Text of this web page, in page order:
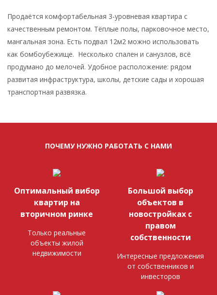
Продаётся комфортабельная 3-уровневая квартира с
качественным ремонтом. Тёплые полы, парковочное место,
мангальная зона. Есть подвал 12м2 можно использовать
как бомбоубежище. Несколько спален и санузлов, всё
продумано до мелочей. Удобное расположение: рядом
развитая инфраструктура, школы, детские сады и хорошая
транспортная развязка.
ПОЧЕМУ НУЖНО РАБОТАТЬ С НАМИ
Оптимальный вибор
квартир на
вторичном ринке
Только реальные
объекты жилой
недвижимости
Большой выбор
объектов в
новостройках с
правом
собственности
Интересные предложения
от собственников и
инвесторов